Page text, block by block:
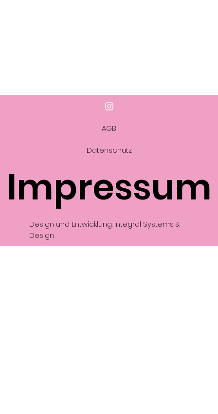
Design und Entwicklung: Integral Systems &
Design
AGB
Datenschutz
Impressum